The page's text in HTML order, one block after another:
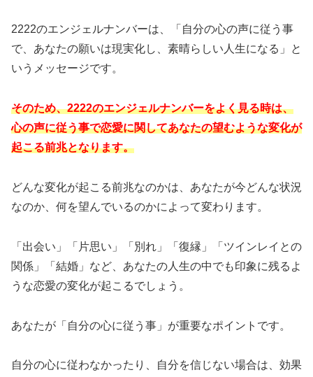
2222のエンジェルナンバーは、「自分の心の声に従う事
で、あなたの願いは現実化し、素晴らしい人生になる」と
いうメッセージです。
そのため、2222のエンジェルナンバーをよく見る時は、
心の声に従う事で恋愛に関してあなたの望むような変化が
起こる前兆となります。
どんな変化が起こる前兆なのかは、あなたが今どんな状況
なのか、何を望んでいるのかによって変わります。
「出会い」「片思い」「別れ」「復縁」「ツインレイとの
関係」「結婚」など、あなたの人生の中でも印象に残るよ
うな恋愛の変化が起こるでしょう。
あなたが「自分の心に従う事」が重要なポイントです。
自分の心に従わなかったり、自分を信じない場合は、効果